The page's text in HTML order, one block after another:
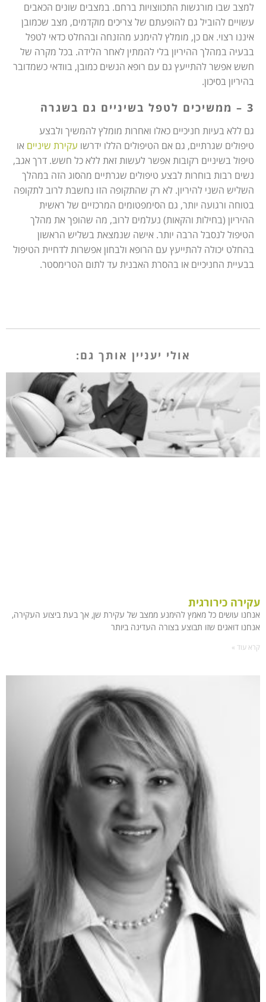
למצב שבו מורגשות התכווצויות ברחם. במצבים שונים הכאבים
עשויים להוביל גם להופעתם של צריכים מוקדמים, מצב שכמובן
איננו רצוי. אם כן, מומלץ להימנע מהזנחה ובהחלט כדאי לטפל
בבעיה במהלך ההיריון בלי להמתין לאחר הלידה. בכל מקרה של
חשש אפשר להתייעץ גם עם רופא הנשים כמובן, בוודאי כשמדובר
בהיריון בסיכון.
3 – ממשיכים לטפל בשיניים גם בשגרה
גם ללא בעיות חניכיים כאלו ואחרות מומלץ להמשיך ולבצע
טיפולים שגרתיים, גם אם הטיפולים הללו ידרשו עקירת שיניים או
טיפול בשיניים רקובות אפשר לעשות זאת ללא כל חשש. דרך אגב,
נשים רבות בוחרות לבצע טיפולים שגרתיים מהסוג הזה במהלך
השליש השני להיריון. לא רק שהתקופה הזו נחשבת לרוב לתקופה
בטוחה ורגועה יותר, גם הסימפטומים המרכזיים של ראשית
ההיריון (בחילות והקאות) נעלמים לרוב, מה שהופך את מהלך
הטיפול לנסבל הרבה יותר. אישה שנמצאת בשליש הראשון
בהחלט יכולה להתייעץ עם הרופא ולבחון אפשרות לדחיית הטיפול
בבעיית החניכיים או בהסרת האבנית עד לתום הטרימסטר.
אולי יעניין אותך גם:
עקירה כירורגית
אנחנו עושים כל מאמץ להימנע ממצב של עקירת שן, אך בעת ביצוע העקירה,
אנחנו דואגים שזו תבוצע בצורה העדינה ביותר
קרא עוד »